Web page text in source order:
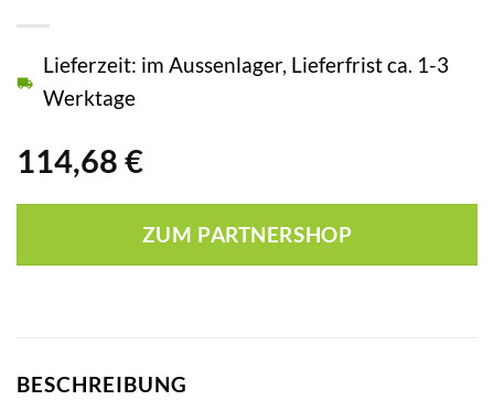
114,68 €
Lieferzeit: im Aussenlager, Lieferfrist ca. 1-3
Werktage
ZUM PARTNERSHOP
BESCHREIBUNG